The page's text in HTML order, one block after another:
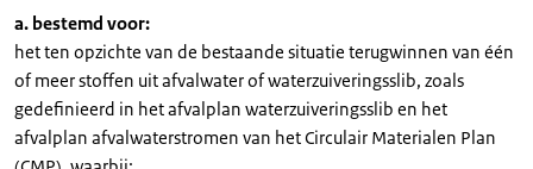
a. bestemd voor:
het ten opzichte van de bestaande situatie terugwinnen van één
of meer stoffen uit afvalwater of waterzuiveringsslib, zoals
gedefinieerd in het afvalplan waterzuiveringsslib en het
afvalplan afvalwaterstromen van het Circulair Materialen Plan